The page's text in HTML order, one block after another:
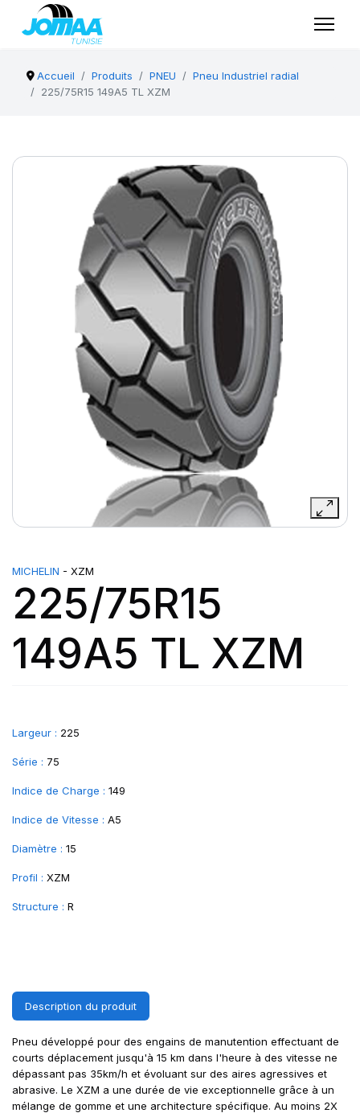
Accueil Produits PNEU
Pneu Industriel radial
225/75R15 149A5 TL XZM
MICHELIN - XZM
225/75R15
149A5 TL XZM
Largeur : 225
Série : 75
Indice de Charge : 149
Indice de Vitesse : A5
Diamètre : 15
Profil : XZM
Structure : R
Description du produit
Pneu développé pour des engains de manutention effectuant de
courts déplacement jusqu'à 15 km dans l'heure à des vitesse ne
dépassant pas 35km/h et évoluant sur des aires agressives et
abrasive. Le XZM a une durée de vie exceptionnelle grâce à un
mélange de gomme et une architecture spécifique. Au moins 2X